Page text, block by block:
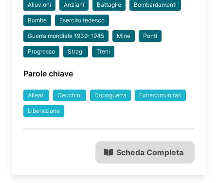
Alluvioni Anziani Battaglie Bombardamenti
Bombe Esercito tedesco
Guerra mondiale 1939-1945 Mine Ponti
Progresso Stragi Treni
Parole chiave
Alleati Cecchini Dopoguerra Extracomunitari
Liberazione
Scheda Completa